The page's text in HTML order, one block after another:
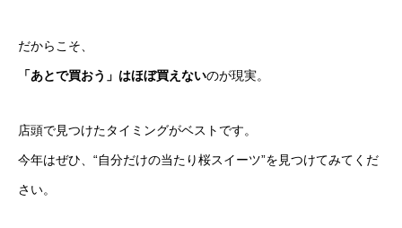
だからこそ、
「あとで買おう」はほぼ買えないのが現実。
店頭で見つけたタイミングがベストです。
今年はぜひ、“自分だけの当たり桜スイーツ”を見つけてみてくだ
さい。